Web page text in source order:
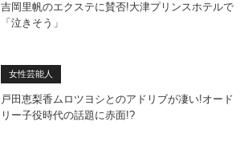
吉岡里帆のエクステに賛否!大津プリンスホテルで
「泣きそう」
女性芸能人
戸田恵梨香ムロツヨシとのアドリブが凄い!オード
リー子役時代の話題に赤面!?